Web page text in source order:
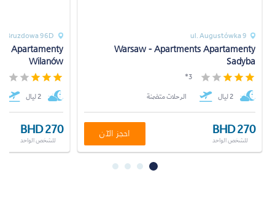
Bruzdowa 96D
Wilanów
2 ليال
BHD 270
للشخص الواحد
ul. Augustówka 9
Warsaw - Apartments Apartamenty
Sadyba
3*
2 ليال الرحلات متضمنة
BHD 270
للشخص الواحد
احجز الآن